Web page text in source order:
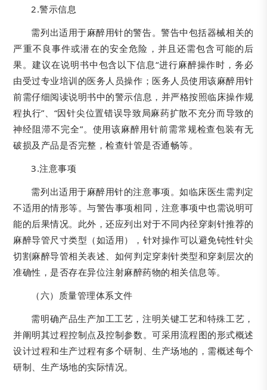
2.警示信息
需列出适用于麻醉用针的警告。警告中包括器械相关的
严重不良事件或潜在的安全危险，并且还需包含可能的后
果。建议在说明书中包含以下信息“进行麻醉操作时，务必
由受过专业培训的医务人员操作；医务人员使用该麻醉用针
前需仔细阅读说明书中的警示信息，并严格按照临床操作规
程执行”、“因针尖位置错误导致局麻药扩散不充分而导致的
神经阻滞不完全”。使用该麻醉用针前需常规检查包装有无
破损及产品是否完整，检查针管是否通畅等。
3.注意事项
需列出适用于麻醉用针的注意事项。如临床医生需判定
不适用的情形等。与警告事项相同，注意事项中也需说明可
能的后果情况。此外，还应列出对于不同内径穿刺针推荐的
麻醉导管尺寸类型（如适用），针对操作可以避免钝性针尖
切割麻醉导管相关表述、如何判定穿刺针类型和穿刺层次的
准确性，是否存在异位注射麻醉药物的相关信息等。
（六）质量管理体系文件
需明确产品生产加工工艺，注明关键工艺和特殊工艺，
并阐明其过程控制点及控制参数。可采用流程图的形式概述
设计过程和生产过程有多个研制、生产场地的，需概述每个
研制、生产场地的实际情况。